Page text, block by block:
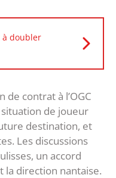
à doubler
contrat à l’OGC
de joueur
destination, et
Les discussions
un accord
la direction nantaise.